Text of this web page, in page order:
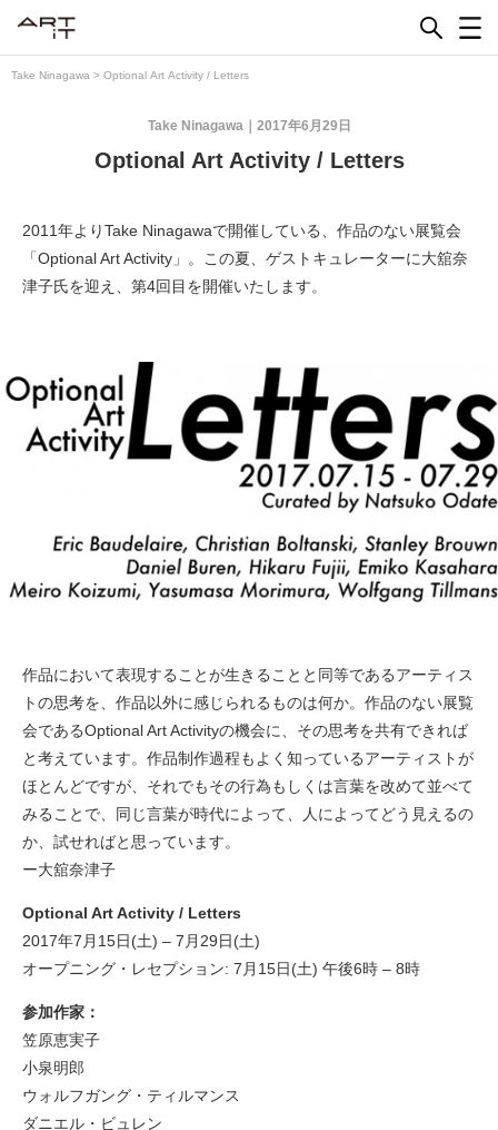
Take Ninagawa > Optional Art Activity / Letters
2017年6月29日
Take Ninagawa
Optional Art Activity / Letters
2011年よりTake Ninagawaで開催している、作品のない展覧会
「Optional Art Activity」。この夏、ゲストキュレーターに大舘奈
津子氏を迎え、第4回目を開催いたします。
作品において表現することが生きることと同等であるアーティス
トの思考を、作品以外に感じられるものは何か。作品のない展覧
会であるOptional Art Activityの機会に、その思考を共有できれば
と考えています。作品制作過程もよく知っているアーティストが
ほとんどですが、それでもその行為もしくは言葉を改めて並べて
みることで、同じ言葉が時代によって、人によってどう見えるの
か、試せればと思っています。
ー大舘奈津子
Optional Art Activity / Letters
2017年7月15日(土) – 7月29日(土)
オープニング・レセプション: 7月15日(土) 午後6時 – 8時
参加作家：
笠原恵実子
小泉明郎
ウォルフガング・ティルマンス
ダニエル・ビュレン